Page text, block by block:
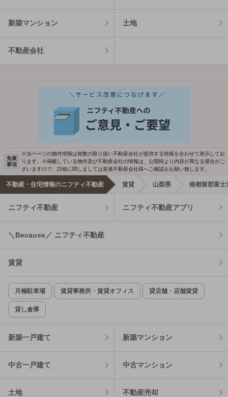
新築マンション 土地
不動産会社
免責
事項
※当ページの物件情報は複数の取り扱い不動産会社が提供する情報を合わせて表示してお
ります。※掲載している物件及び不動産会社の情報は、公開時より内容が異なる場合がご
ざいますので、詳細に関しましては直接不動産会社様へご確認をお願い致します。
不動産・住宅情報のニフティ不動産 賃貸 山梨県 南都留郡富士
ニフティ不動産 ニフティ不動産アプリ
＼Because／ ニフティ不動産
賃貸
月極駐車場 賃貸事務所・賃貸オフィス 貸店舗・店舗賃貸
貸し倉庫
新築一戸建て 新築マンション
中古一戸建て 中古マンション
土地 不動産売却